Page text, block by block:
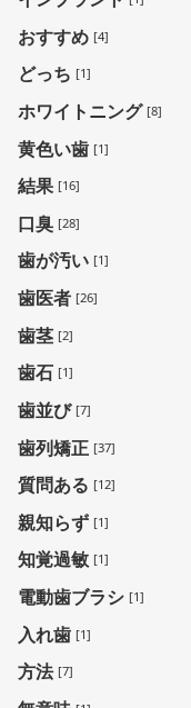
おすすめ [4]
どっち [1]
ホワイトニング [8]
黄色い歯 [1]
結果 [16]
口臭 [28]
歯が汚い [1]
歯医者 [26]
歯茎 [2]
歯石 [1]
歯並び [7]
歯列矯正 [37]
質問ある [12]
親知らず [1]
知覚過敏 [1]
電動歯ブラシ [1]
入れ歯 [1]
方法 [7]